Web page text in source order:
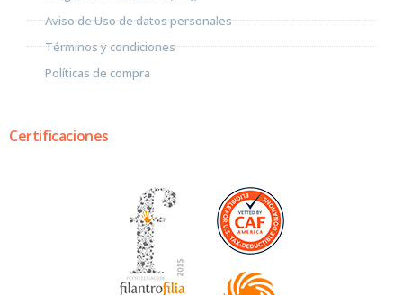
Aviso de Uso de datos personales
Términos y condiciones
Políticas de compra
Certificaciones